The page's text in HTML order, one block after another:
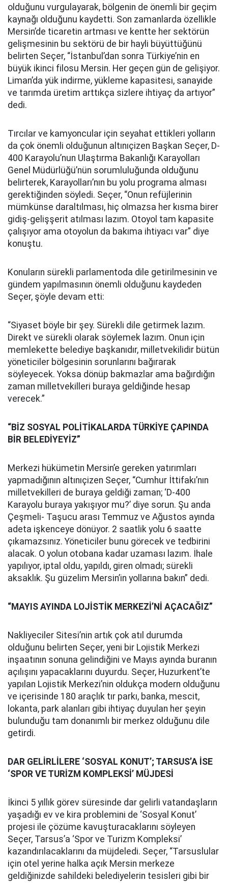
olduğunu vurgulayarak, bölgenin de önemli bir geçim
kaynağı olduğunu kaydetti. Son zamanlarda özellikle
Mersin’de ticaretin artması ve kentte her sektörün
gelişmesinin bu sektörü de bir hayli büyüttüğünü
belirten Seçer, “İstanbul’dan sonra Türkiye’nin en
büyük ikinci filosu Mersin. Her geçen gün de gelişiyor.
Liman’da yük indirme, yükleme kapasitesi, sanayide
ve tarımda üretim arttıkça sizlere ihtiyaç da artıyor”
dedi.
Tırcılar ve kamyoncular için seyahat ettikleri yolların
da çok önemli olduğunun altınıçizen Başkan Seçer, D-
400 Karayolu’nun Ulaştırma Bakanlığı Karayolları
Genel Müdürlüğü’nün sorumluluğunda olduğunu
belirterek, Karayolları’nın bu yolu programa alması
gerektiğinden söyledi. Seçer, “Onun refüjlerinin
mümkünse daraltılması, hiç olmazsa her kısma birer
gidiş-gelişşerit atılması lazım. Otoyol tam kapasite
çalışıyor ama otoyolun da bakıma ihtiyacı var” diye
konuştu.
Konuların sürekli parlamentoda dile getirilmesinin ve
gündem yapılmasının önemli olduğunu kaydeden
Seçer, şöyle devam etti:
“Siyaset böyle bir şey. Sürekli dile getirmek lazım.
Direkt ve sürekli olarak söylemek lazım. Onun için
memlekette belediye başkanıdır, milletvekilidir bütün
yöneticiler bölgesinin sorunlarını bağırarak
söyleyecek. Yoksa dönüp bakmazlar ama bağırdığın
zaman milletvekilleri buraya geldiğinde hesap
verecek.”
“BİZ SOSYAL POLİTİKALARDA TÜRKİYE ÇAPINDA
BİR BELEDİYEYİZ”
Merkezi hükümetin Mersin’e gereken yatırımları
yapmadığının altınıçizen Seçer, “Cumhur İttifakı’nın
milletvekilleri de buraya geldiği zaman; ‘D-400
Karayolu buraya yakışıyor mu?’ diye sorun. Şu anda
Çeşmeli- Taşucu arası Temmuz ve Ağustos ayında
adeta işkenceye dönüyor. 2 saatlik yolu 6 saatte
çıkamazsınız. Yöneticiler bunu görecek ve tedbirini
alacak. O yolun otobana kadar uzaması lazım. İhale
yapılıyor, iptal oldu, yapıldı, giren olmadı; sürekli
aksaklık. Şu güzelim Mersin’in yollarına bakın” dedi.
“MAYIS AYINDA LOJİSTİK MERKEZİ’Nİ AÇACAĞIZ”
Nakliyeciler Sitesi’nin artık çok atıl durumda
olduğunu belirten Seçer, yeni bir Lojistik Merkezi
inşaatının sonuna gelindiğini ve Mayıs ayında buranın
açılışını yapacaklarını duyurdu. Seçer, Huzurkent’te
yapılan Lojistik Merkezi’nin oldukça modern olduğunu
ve içerisinde 180 araçlık tır parkı, banka, mescit,
lokanta, park alanları gibi ihtiyaç duyulan her şeyin
bulunduğu tam donanımlı bir merkez olduğunu dile
getirdi.
DAR GELİRLİLERE ‘SOSYAL KONUT’; TARSUS’A İSE
‘SPOR VE TURİZM KOMPLEKSİ’ MÜJDESİ
İkinci 5 yıllık görev süresinde dar gelirli vatandaşların
yaşadığı ev ve kira problemini de ‘Sosyal Konut’
projesi ile çözüme kavuşturacaklarını söyleyen
Seçer, Tarsus’a ‘Spor ve Turizm Kompleksi’
kazandırılacaklarını da müjdeledi. Seçer, “Tarsuslular
için otel yerine halka açık Mersin merkeze
geldiğinizde sahildeki belediyelerin tesisleri gibi bir